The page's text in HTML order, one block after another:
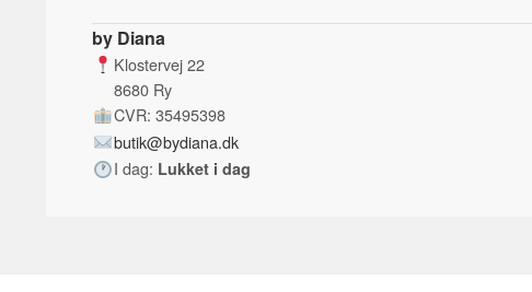
by Diana
Klostervej 22
8680 Ry
CVR: 35495398
butik@bydiana.dk
I dag: Lukket i dag